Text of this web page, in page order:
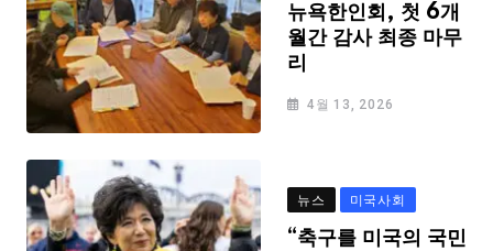
뉴욕한인회, 첫 6개
월간 감사 최종 마무
리
4월 13, 2026
뉴스 미국사회
“축구를 미국의 국민